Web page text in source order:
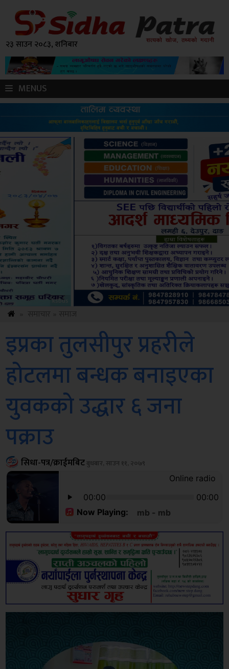
२३ साउन २०८३, शनिबार
MENUS
Amb
इप्रका तुलसीपुर प्रहरीले
होटलमा बन्धक बनाइएका
युवकको उद्धार ६ जना
पक्राउ
सिधा-पत्र/क्राईमबिटबुधबार, साउन ११, २०७९